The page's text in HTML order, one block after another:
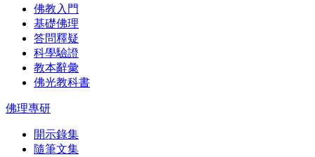
佛教入門
基礎佛理
答問釋疑
科學驗證
教本辭彙
佛光教科書
佛理專研
開示錄集
隨筆文集